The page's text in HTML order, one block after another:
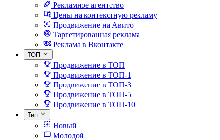
Рекламное агентство
Цены на контекстную рекламу
Продвижение на Авито
Таргетированная реклама
Реклама в Вконтакте
ТОП
Продвижение в ТОП
Продвижение в ТОП-1
Продвижение в ТОП-3
Продвижение в ТОП-5
Продвижение в ТОП-10
Тип
Новый
Молодой